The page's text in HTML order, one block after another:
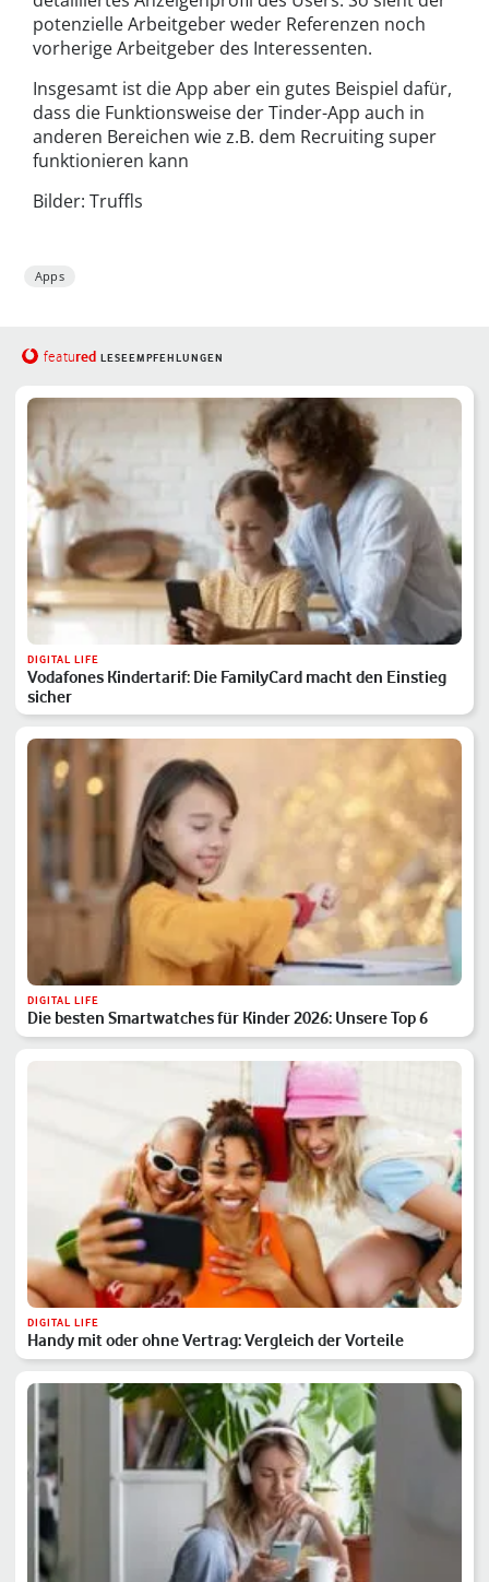
potenzielle Arbeitgeber weder Referenzen noch
vorherige Arbeitgeber des Interessenten.
Insgesamt ist die App aber ein gutes Beispiel dafür,
dass die Funktionsweise der Tinder-App auch in
anderen Bereichen wie z.B. dem Recruiting super
funktionieren kann
Bilder: Truffls
Apps
featured LESEEMPFEHLUNGEN
DIGITAL LIFE
Vodafones Kindertarif: Die FamilyCard macht den Einstieg
sicher
DIGITAL LIFE
Die besten Smartwatches für Kinder 2026: Unsere Top 6
DIGITAL LIFE
Handy mit oder ohne Vertrag: Vergleich der Vorteile